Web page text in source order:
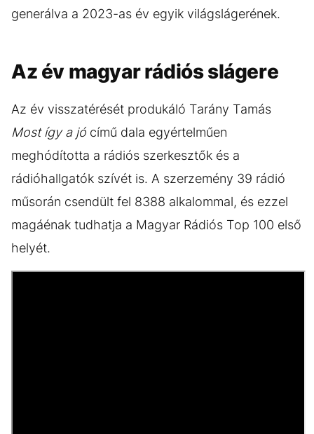
generálva a 2023-as év egyik világslágerének.
Az év magyar rádiós slágere
Az év visszatérését produkáló Tarány Tamás
Most így a jó című dala egyértelműen
meghódította a rádiós szerkesztők és a
rádióhallgatók szívét is. A szerzemény 39 rádió
műsorán csendült fel 8388 alkalommal, és ezzel
magáénak tudhatja a Magyar Rádiós Top 100 első
helyét.